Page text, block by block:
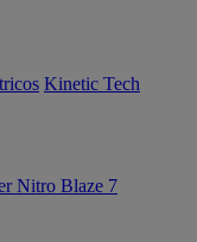
Kinetic Tech
Nitro Blaze 7